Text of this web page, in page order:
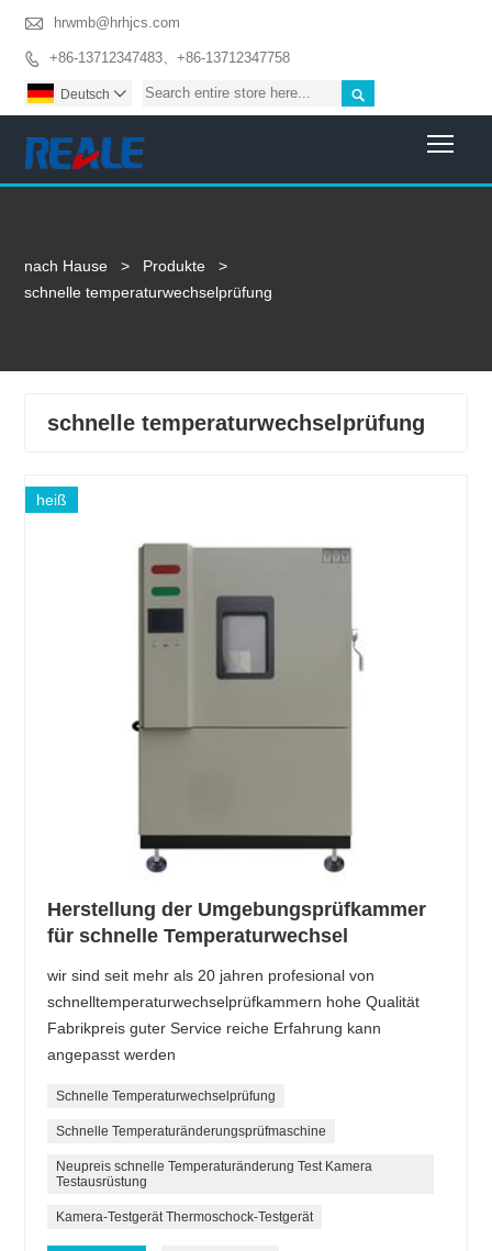
 hrwmb@hrhjcs.com
 +86-13712347483、+86-13712347758

Deutsch 
nach Hause > Produkte
>
schnelle temperaturwechselprüfung
schnelle temperaturwechselprüfung
heiß
Herstellung der Umgebungsprüfkammer
für schnelle Temperaturwechsel
wir sind seit mehr als 20 jahren profesional von
schnelltemperaturwechselprüfkammern hohe Qualität
Fabrikpreis guter Service reiche Erfahrung kann
angepasst werden
Schnelle Temperaturwechselprüfung
Schnelle Temperaturänderungsprüfmaschine
Neupreis schnelle Temperaturänderung Test Kamera
Testausrüstung
Kamera-Testgerät Thermoschock-Testgerät